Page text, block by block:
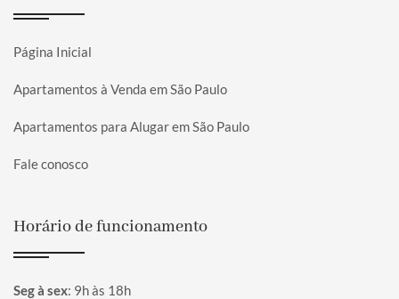
Página Inicial
Apartamentos à Venda em São Paulo
Apartamentos para Alugar em São Paulo
Fale conosco
Horário de funcionamento
Seg à sex: 9h às 18h